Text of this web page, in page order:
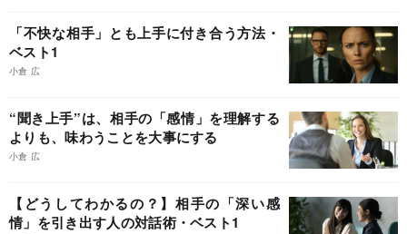
「不快な相手」とも上手に付き合う方法・
ベスト1
小倉 広
“聞き上手”は、相手の「感情」を理解する
よりも、味わうことを大事にする
小倉 広
【どうしてわかるの？】相手の「深い感
情」を引き出す人の対話術・ベスト1